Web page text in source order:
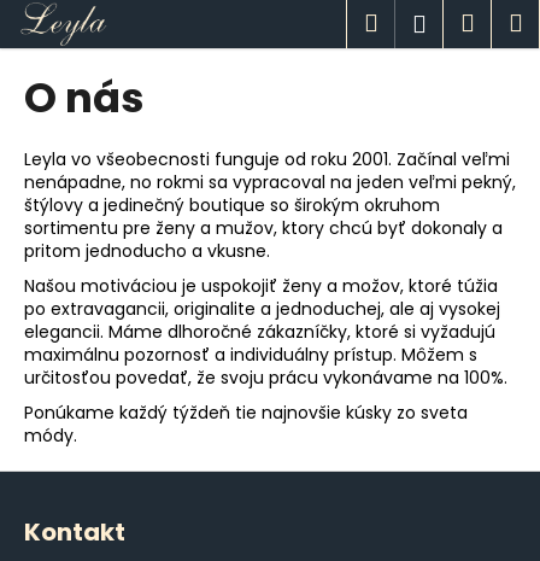
Prejsť
obsah
Hľadať
O nás
Leyla vo všeobecnosti funguje od roku 2001. Začínal veľmi
nenápadne, no rokmi sa vypracoval na jeden veľmi pekný,
štýlovy a jedinečný boutique so širokým okruhom
sortimentu pre ženy a mužov, ktory chcú byť dokonaly a
pritom jednoducho a vkusne.
Našou motiváciou je uspokojiť ženy a možov, ktoré túžia
po extravagancii, originalite a jednoduchej, ale aj vysokej
elegancii. Máme dlhoročné zákazníčky, ktoré si vyžadujú
maximálnu pozornosť a individuálny prístup. Môžem s
určitosťou povedať, že svoju prácu vykonávame na 100%.
Ponúkame každý týždeň tie najnovšie kúsky zo sveta
módy.
o
o
p
o
t
r
e
b
u
j
e
t
n
Z
Kontakt